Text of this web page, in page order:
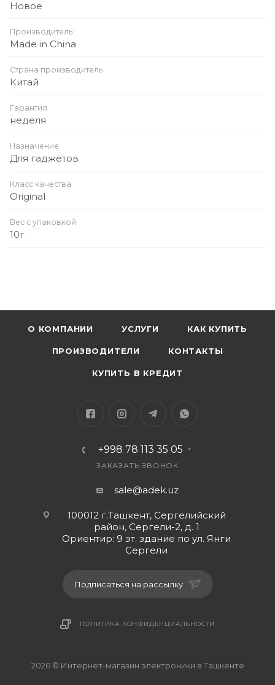
Новое
Производитель:
Made in China
Страна производитель
Китай
Гарантия
неделя
Назначение
Для гаджетов
Класс качества
Original
Вес с упаковкой
10г
О КОМПАНИИ УСЛУГИ КАК КУПИТЬ
ПРОИЗВОДИТЕЛИ КОНТАКТЫ
КУПИТЬ В КРЕДИТ
+998 78 113 35 05
ЗАКАЗАТЬ ЗВОНОК
sale@adek.uz
100012 г.Ташкент, Сергелийский
район, Сергели-2, д. 1
Ориентир: 9 эт. здание по ул. Янги
Сергели
Подписаться на рассылку
ПОЛИТИКА КОНФИДЕНЦИАЛЬНОСТИ
2026 © Интернет-магазин электроники в Ташкенте